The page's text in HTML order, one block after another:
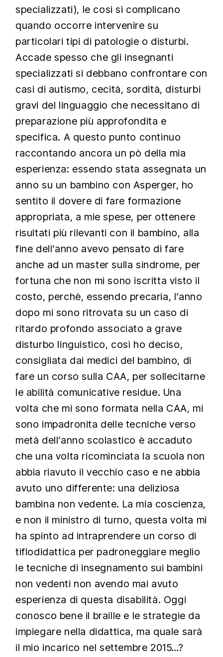
specializzati), le cosi si complicano
quando occorre intervenire su
particolari tipi di patologie o disturbi.
Accade spesso che gli insegnanti
specializzati si debbano confrontare con
casi di autismo, cecità, sordità, disturbi
gravi del linguaggio che necessitano di
preparazione più approfondita e
specifica. A questo punto continuo
raccontando ancora un pò della mia
esperienza: essendo stata assegnata un
anno su un bambino con Asperger, ho
sentito il dovere di fare formazione
appropriata, a mie spese, per ottenere
risultati più rilevanti con il bambino, alla
fine dell’anno avevo pensato di fare
anche ad un master sulla sindrome, per
fortuna che non mi sono iscritta visto il
costo, perchè, essendo precaria, l’anno
dopo mi sono ritrovata su un caso di
ritardo profondo associato a grave
disturbo linguistico, così ho deciso,
consigliata dai medici del bambino, di
fare un corso sulla CAA, per sollecitarne
le abilità comunicative residue. Una
volta che mi sono formata nella CAA, mi
sono impadronita delle tecniche verso
metà dell’anno scolastico è accaduto
che una volta ricominciata la scuola non
abbia riavuto il vecchio caso e ne abbia
avuto uno differente: una deliziosa
bambina non vedente. La mia coscienza,
e non il ministro di turno, questa volta mi
ha spinto ad intraprendere un corso di
tiflodidattica per padroneggiare meglio
le tecniche di insegnamento sui bambini
non vedenti non avendo mai avuto
esperienza di questa disabilità. Oggi
conosco bene il braille e le strategie da
impiegare nella didattica, ma quale sarà
il mio incarico nel settembre 2015…?